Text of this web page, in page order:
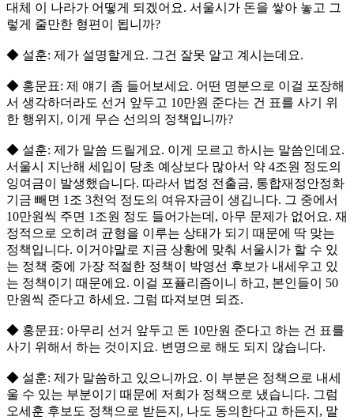
대체 이 나라가 어떻게 되겠어요. 서울시가 돈을 쌓아 놓고 그
렇게 줄만한 형편이 됩니까?
◆ 설훈: 제가 설명할게요. 그건 잘못 알고 계시는데요.
◆ 홍문표: 제 얘기 좀 들어보세요. 어떤 명분으로 이걸 포장해
서 생각하더라도 선거 앞두고 10만원 준다는 건 표를 사기 위
한 행위지, 이게 무슨 선의의 정책입니까?
◆ 설훈: 제가 말씀 드릴게요. 이게 모르고 하시는 말씀인데요.
서울시 지난해 세입이 당초 예상보다 많아서 약 4조원 정도의
잉여금이 발생했습니다. 따라서 법정 전출금, 통합재정안정화
기금 빼면 1조 3천억 정도의 여유자금이 생깁니다. 그 중에서
10만원씩 주면 1조원 정도 들어가는데, 아무 문제가 없어요. 재
정적으로 오히려 균형을 이루는 상태가 되기 때문에 딱 맞는
정책입니다. 이거야말로 지금 상황에 맞춰 서울시가 할 수 있
는 정책 중에 가장 적절한 정책이 박영선 후보가 내세우고 있
는 정책이기 때문에요. 이걸 포퓰리즘이니 하고, 본인들이 50
만원씩 준다고 하세요. 그럼 따져보면 되죠.
◆ 홍문표: 아무리 선거 앞두고 돈 10만원 준다고 하는 건 표를
사기 위해서 하는 것이지요. 변명으로 해도 되지 않습니다.
◆ 설훈: 제가 말씀하고 있으니까요. 이 부분은 정책으로 내세
울 수 있는 부분이기 때문에 저희가 정책으로 냈습니다. 그럼
오세훈 후보도 정책으로 받든지, 나도 동의한다고 하든지, 말